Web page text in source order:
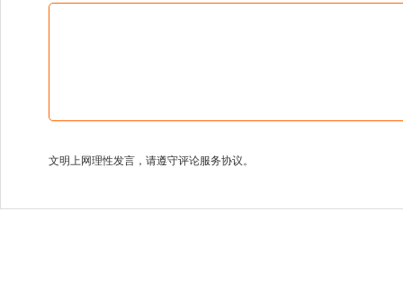
文明上网理性发言，请遵守评论服务协议。